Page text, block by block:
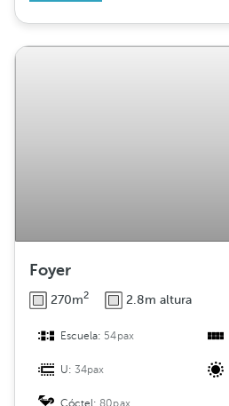
Foyer
270m2 2.8m altura
Escuela: 54pax
U:34pax
Cóctel:80pax